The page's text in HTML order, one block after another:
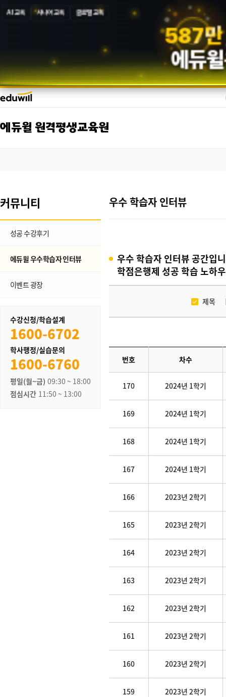
AI 교육 시니어 교육 글로벌 교육
587만
에듀윌
에듀윌 원격평생교육원
커뮤니티
성공 수강후기
에듀윌 우수학습자 인터뷰
이벤트 광장
수강신청/학습설계
1600-6702
학사행정/실습문의
1600-6760
평일(월~금) 09:30 ~ 18:00
점심시간 11:50 ~ 13:00
우수 학습자 인터뷰
우수 학습자 인터뷰 공간입
학점은행제 성공 학습 노하
제목
번호 차수
170 2024년 1학기
169 2024년 1학기
168 2024년 1학기
167 2024년 1학기
166 2023년 2학기
165 2023년 2학기
164 2023년 2학기
163 2023년 2학기
162 2023년 2학기
161 2023년 2학기
160 2023년 2학기
159 2023년 2학기